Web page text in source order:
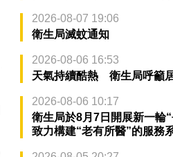
2026-08-07 19:06
衛生局滅蚊通知
2026-08-06 16:53
天氣持續酷熱 衛生局呼籲
2026-08-06 10:17
衛生局於8月7日開展新一輪
致力構建“老有所醫”的服務